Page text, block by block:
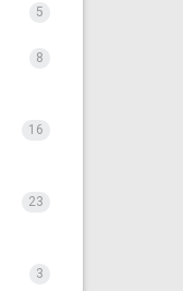
5
8
16
23
3